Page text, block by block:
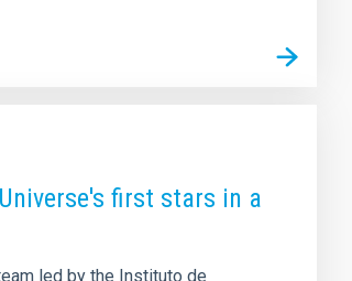
first stars in a
led by the Instituto de